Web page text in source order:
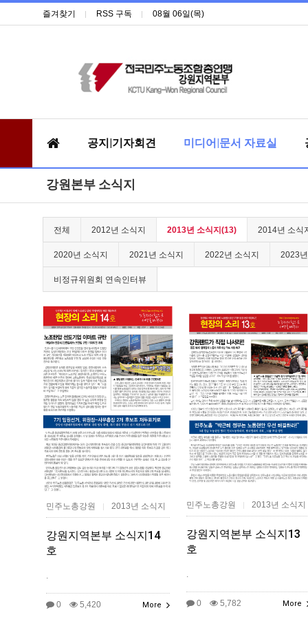
즐겨찾기 RSS 구독 08월 06일(목)
공지|기자회견 미디어|문서 자료실
강원본부 소식지
전체 2012년 소식지 2013년 소식지(13) 2014년 소식
2020년 소식지 2021년 소식지 2022년 소식지 2023
비정규위원회 연속인터뷰
민주노총강원 | 2013년 소식지
강원지역본부 소식지14
호
.
0 5,420 More
민주노총강원 | 2013년 소식지
강원지역본부 소식지13
호
.
0 5,782 More